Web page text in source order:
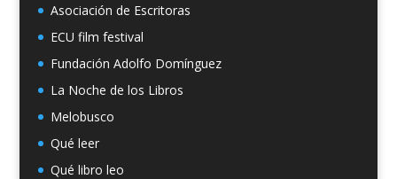
Asociación de Escritoras
ECU film festival
Fundación Adolfo Domínguez
La Noche de los Libros
Melobusco
Qué leer
Qué libro leo